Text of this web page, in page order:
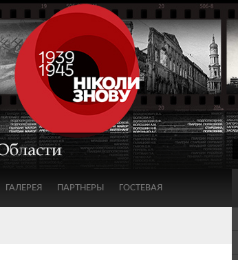
ГАЛЕРЕЯ ПАРТНЕРЫ ГОСТЕВАЯ